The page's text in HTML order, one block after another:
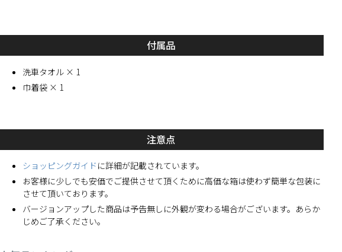
付属品
洗車タオル × 1
巾着袋 × 1
注意点
ショッピングガイド に詳細が記載されています。
お客様に少しでも安価でご提供させて頂くために高価な箱は使わず簡単な包装に
させて頂いております。
バージョンアップした商品は予告無しに外観が変わる場合がございます。あらか
じめご了承ください。